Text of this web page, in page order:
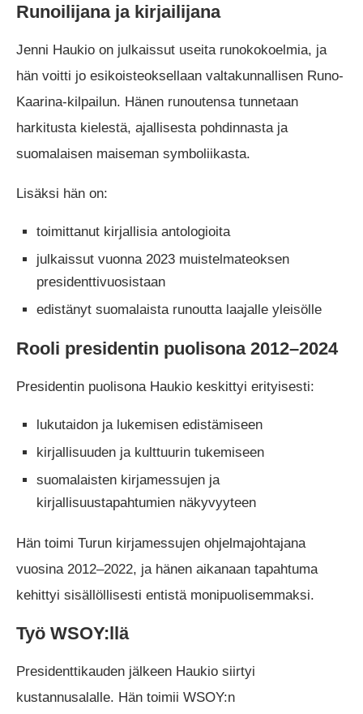
Runoilijana ja kirjailijana
Jenni Haukio on julkaissut useita runokokoelmia, ja
hän voitti jo esikoisteoksellaan valtakunnallisen Runo-
Kaarina-kilpailun. Hänen runoutensa tunnetaan
harkitusta kielestä, ajallisesta pohdinnasta ja
suomalaisen maiseman symboliikasta.
Lisäksi hän on:
toimittanut kirjallisia antologioita
julkaissut vuonna 2023 muistelmateoksen
presidenttivuosistaan
edistänyt suomalaista runoutta laajalle yleisölle
Rooli presidentin puolisona 2012–2024
Presidentin puolisona Haukio keskittyi erityisesti:
lukutaidon ja lukemisen edistämiseen
kirjallisuuden ja kulttuurin tukemiseen
suomalaisten kirjamessujen ja
kirjallisuustapahtumien näkyvyyteen
Hän toimi Turun kirjamessujen ohjelmajohtajana
vuosina 2012–2022, ja hänen aikanaan tapahtuma
kehittyi sisällöllisesti entistä monipuolisemmaksi.
Työ WSOY:llä
Presidenttikauden jälkeen Haukio siirtyi
kustannusalalle. Hän toimii WSOY:n